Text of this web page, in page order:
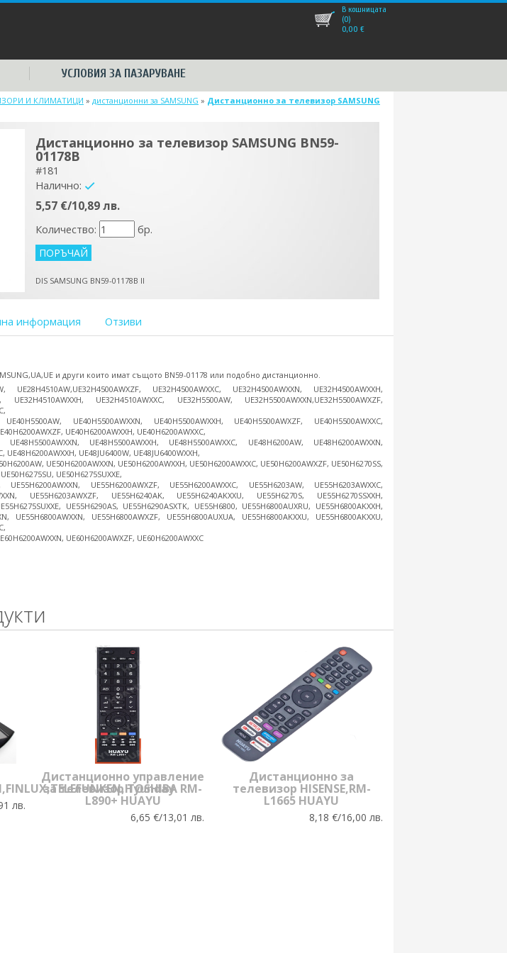
УСЛОВИЯ ЗА ПАЗАРУВАНЕ
В кошницата
(0)
0,00 €
И КЛИМАТИЦИ » дистанционни за SAMSUNG » Дистанционно за телевизор SAMSUNG
Дистанционно за телевизор SAMSUNG BN59-
01178B
#181
Налично:
5,57 €/10,89 лв.
Количество: бр.
DIS SAMSUNG BN59-01178B II
информация Отзиви
и други които имат същото BN59-01178 или подобно дистанционно.
UE32H4500AWXXC, UE32H4500AWXXN, UE32H4500AWXXH,
UE32H4510AWXXH, UE32H4510AWXXC, UE32H5500AW, UE32H5500AWXXN,UE32H5500AWXZF,
UE40H5500AWXXN, UE40H5500AWXXH, UE40H5500AWXZF, UE40H5500AWXXC,
UE40H6200AWXXH, UE40H6200AWXXC,
UE48H5500AWXXN, UE48H5500AWXXH, UE48H5500AWXXC, UE48H6200AW, UE48H6200AWXXN,
UE48H6200AWXXH, UE48JU6400W, UE48JU6400WXXH,
UE50H6200AWXXN, UE50H6200AWXXH, UE50H6200AWXXC, UE50H6200AWXZF, UE50H6270SS,
UE50H6275SUXXE,
UE55H6200AWXXN, UE55H6200AWXZF, UE55H6200AWXXC, UE55H6203AW, UE55H6203AWXXC,
UE55H6203AWXZF, UE55H6240AK, UE55H6240AKXXU, UE55H6270S, UE55H6270SSXXH,
UE55H6290AS, UE55H6290ASXTK, UE55H6800, UE55H6800AUXRU, UE55H6800AKXXH,
UE55H6800AWXXN, UE55H6800AWXZF, UE55H6800AUXUA, UE55H6800AKXXU, UE55H6800AKXXU,
UE60H6200AWXZF, UE60H6200AWXXC
лв.
Дистанционно управление
за телевизор TOSHIBA RM-
L890+ HUAYU
6,65 €/13,01 лв.
Дистанционно за
телевизор HISENSE,RM-
L1665 HUAYU
8,18 €/16,00 лв.